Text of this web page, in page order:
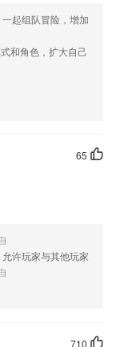
行学习，总有一款适
引荐自学复习计
划。
所学校，也是一个
的第一任老师，也是
响。
业挑选、高考体会
年真题及模拟考场；
起组队冒险，增加
和角色，扩大自己
65
许玩家与其他玩家
710